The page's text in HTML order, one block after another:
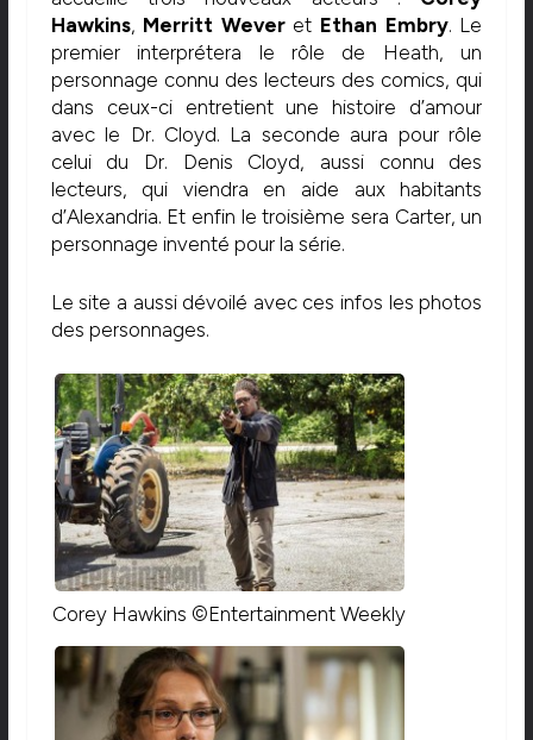
Hawkins, Merritt Weveret Ethan Embry. Le
premier interprétera le rôle de Heath, un
personnage connu des lecteurs des comics, qui
dans ceux-ci entretient une histoire d’amour
avec le Dr. Cloyd. La seconde aura pour rôle
celui du Dr. Denis Cloyd, aussi connu des
lecteurs, qui viendra en aide aux habitants
d’Alexandria. Et enfin le troisième sera Carter, un
personnage inventé pour la série.
Le site a aussi dévoilé avec ces infos les photos
des personnages.
Corey Hawkins ©Entertainment Weekly